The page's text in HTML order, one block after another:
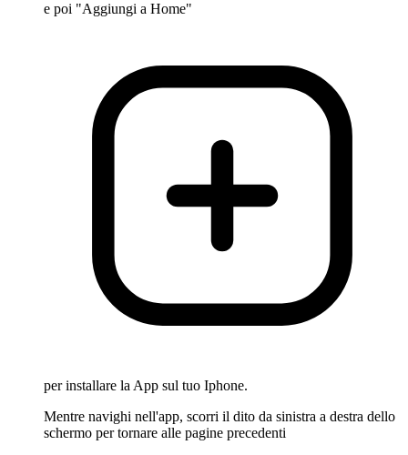
e poi "Aggiungi a Home"
per installare la App sul tuo Iphone.
Mentre navighi nell'app, scorri il dito da sinistra a destra dello
schermo per tornare alle pagine precedenti